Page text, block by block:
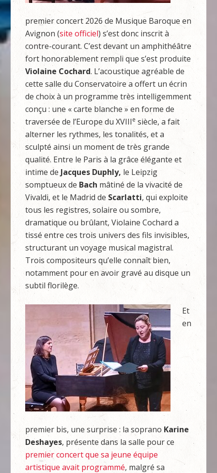
premier concert 2026 de Musique Baroque en
Avignon (site officiel) s’est donc inscrit à
contre-courant. C’est devant un amphithéâtre
fort honorablement rempli que s’est produite
Violaine Cochard. L’acoustique agréable de
cette salle du Conservatoire a offert un écrin
de choix à un programme très intelligemment
conçu : une « carte blanche » en forme de
traversée de l’Europe du XVIIIe siècle, a fait
alterner les rythmes, les tonalités, et a
sculpté ainsi un moment de très grande
qualité. Entre le Paris à la grâce élégante et
intime de Jacques Duphly, le Leipzig
somptueux de Bach mâtiné de la vivacité de
Vivaldi, et le Madrid de Scarlatti, qui exploite
tous les registres, solaire ou sombre,
dramatique ou brûlant, Violaine Cochard a
tissé entre ces trois univers des fils invisibles,
structurant un voyage musical magistral.
Trois compositeurs qu’elle connaît bien,
notamment pour en avoir gravé au disque un
subtil florilège.
Et
en
premier bis, une surprise : la soprano Karine
Deshayes, présente dans la salle pour ce
premier concert que sa jeune équipe
artistique avait programmé, malgré sa